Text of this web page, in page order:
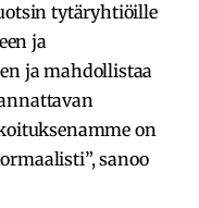
tytäryhtiöille
ja
ja mahdollistaa
on
sanoo